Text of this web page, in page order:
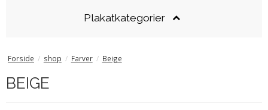
Plakatkategorier
Forside / shop / Farver / Beige
BEIGE